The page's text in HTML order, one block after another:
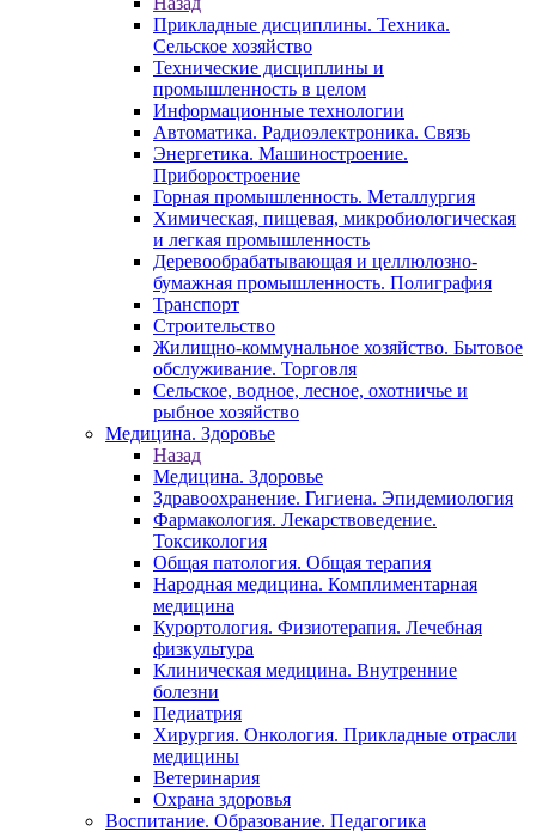
Прикладные дисциплины. Техника.
Сельское хозяйство
Технические дисциплины и
промышленность в целом
Информационные технологии
Автоматика. Радиоэлектроника. Связь
Энергетика. Машиностроение.
Приборостроение
Горная промышленность. Металлургия
Химическая, пищевая, микробиологическая
и легкая промышленность
Деревообрабатывающая и целлюлозно-
бумажная промышленность. Полиграфия
Транспорт
Строительство
Жилищно-коммунальное хозяйство. Бытовое
обслуживание. Торговля
Сельское, водное, лесное, охотничье и
рыбное хозяйство
Медицина. Здоровье
Назад
Медицина. Здоровье
Здравоохранение. Гигиена. Эпидемиология
Фармакология. Лекарствоведение.
Токсикология
Общая патология. Общая терапия
Народная медицина. Комплиментарная
медицина
Курортология. Физиотерапия. Лечебная
физкультура
Клиническая медицина. Внутренние
болезни
Педиатрия
Хирургия. Онкология. Прикладные отрасли
медицины
Ветеринария
Охрана здоровья
Воспитание. Образование. Педагогика